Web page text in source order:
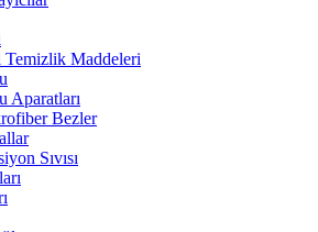
Temizlik Maddeleri
Aparatları
Bezler
Sıvısı